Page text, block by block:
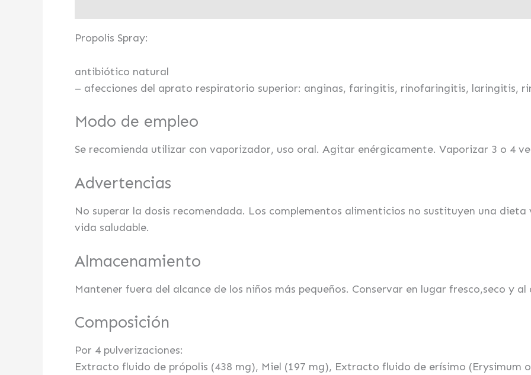
Propolis Spray:
antibiótico natural
– afecciones del aprato respiratorio superior: anginas, faringitis, rinofaringitis, laringitis,
Modo de empleo
Se recomienda utilizar con vaporizador, uso oral. Agitar enérgicamente. Vaporizar 3 o 4
Advertencias
No superar la dosis recomendada. Los complementos alimenticios no sustituyen una
vida saludable.
Almacenamiento
Mantener fuera del alcance de los niños más pequeños. Conservar en lugar fresco,seco y al
Composición
Por 4 pulverizaciones:
Extracto fluido de própolis (438 mg), Miel (197 mg), Extracto fluido de erísimo